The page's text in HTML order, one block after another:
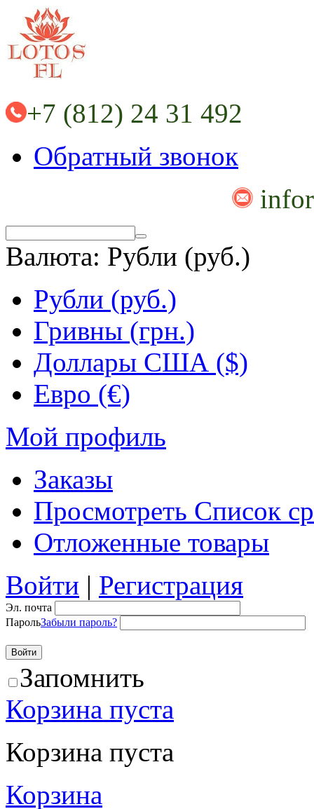
+7 (812) 24 31 492
Обратный звонок
Валюта: Рубли (руб.)
Рубли (руб.)
Гривны (грн.)
Доллары США ($)
Евро (€)
Мой профиль
Заказы
Просмотреть Список
Отложенные товары
Войти | Регистрация
Эл. почта
ПарольЗабыли пароль?
Запомнить
Корзина пуста
Корзина пуста
Корзина